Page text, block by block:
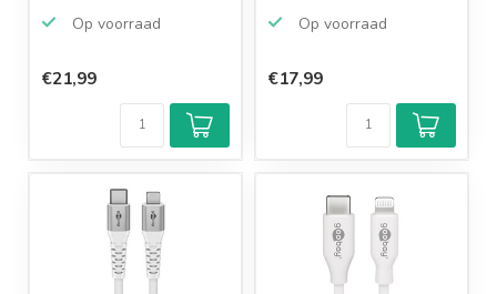
Op voorraad
€21,99
Op voorraad
Klantenbeoordeling
9,2/10
Achteraf
betalen mogelijk
productkennis
€17,99